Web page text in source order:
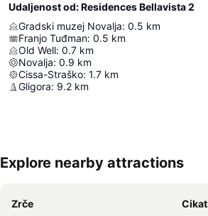
Udaljenost od: Residences Bellavista 2
Gradski muzej Novalja: 0.5 km
Franjo Tuđman: 0.5 km
Old Well: 0.7 km
Novalja: 0.9 km
Cissa-Straško: 1.7 km
Gligora: 9.2 km
Explore nearby attractions
Zrče Cikat